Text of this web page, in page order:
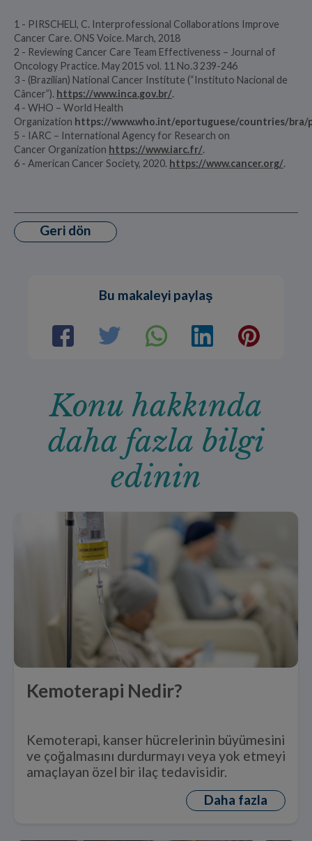
1 - PIRSCHELl, C. Interprofessional Collaborations Improve
Cancer Care. ONS Voice. March, 2018
2 - Reviewing Cancer Care Team Effectiveness – Journal of
Oncology Practice. May 2015 vol. 11 No.3 239-246
3 - (Brazilian) National Cancer Institute (“Instituto Nacional de
Câncer”). https://www.inca.gov.br/.
4 - WHO – World Health
Organization https://www.who.int/eportuguese/countries/bra/
5 - IARC – International Agency for Research on
Cancer Organization https://www.iarc.fr/.
6 - American Cancer Society, 2020. https://www.cancer.org/.
Geri dön
Bu makaleyi paylaş
Konu hakkında
daha fazla bilgi
edinin
Kemoterapi Nedir?
Kemoterapi, kanser hücrelerinin büyümesini
ve çoğalmasını durdurmayı veya yok etmeyi
amaçlayan özel bir ilaç tedavisidir.
Daha fazla